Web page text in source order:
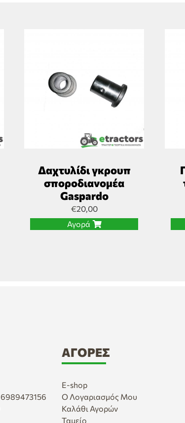
Δαχτυλίδι γκρουπ
σποροδιανομέα
Gaspardo
€20,00
Αγορά
6989473156
ΑΓΟΡΈΣ
E-shop
Ο Λογαριασμός Μου
Καλάθι Αγορών
Ταμείο